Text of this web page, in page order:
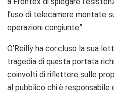
l’uso di telecamere montate
operazioni congiunte”.
O’Reilly ha concluso la sua
tragedia di questa portata
coinvolti di riflettere sulle
al pubblico chi è responsabile